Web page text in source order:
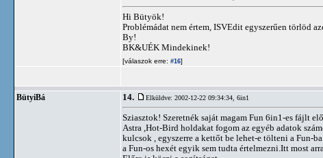
Hi Bütyök!
Problémádat nem értem, ISVEdit egyszerűen törlöd
By!
BK&UÉK Mindekinek!
[válaszok erre: #16]
BütyiBá 14. Elküldve: 2002-12-22 09:34:34, 6in1
Sziasztok! Szeretnék saját magam Fun 6in1-es fájlt
Astra ,Hot-Bird holdakat fogom az egyéb adatok
kulcsok , egyszerre a kettőt be lehet-e tölteni a
a Fun-os hexét egyik sem tudta értelmezni.Itt most